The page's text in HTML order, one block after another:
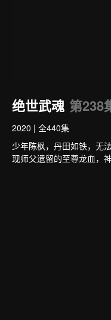
绝世武魂 第238
2020 | 全440集
少年陈枫，丹田如铁，无
现师父遗留的至尊龙血，